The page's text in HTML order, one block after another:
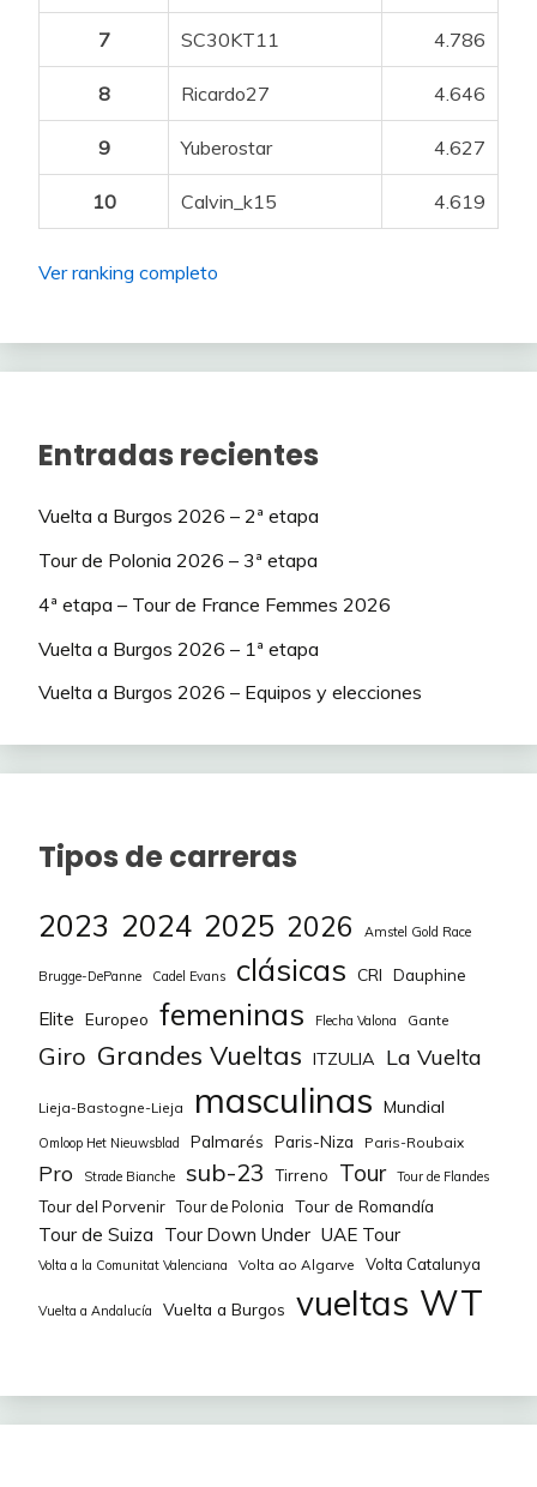
7 SC30KT11 4.786
8 Ricardo27 4.646
9 Yuberostar 4.627
10 Calvin_k15 4.619
Ver ranking completo
Entradas recientes
Vuelta a Burgos 2026 – 2ª etapa
Tour de Polonia 2026 – 3ª etapa
4ª etapa – Tour de France Femmes 2026
Vuelta a Burgos 2026 – 1ª etapa
Vuelta a Burgos 2026 – Equipos y elecciones
Tipos de carreras
2023 2024 2025 2026 Amstel Gold Race
Brugge-DePanne Cadel Evans clásicas CRI Dauphine
Elite Europeo femeninas Flecha Valona Gante
Giro Grandes Vueltas ITZULIA La Vuelta
Lieja-Bastogne-Lieja masculinas Mundial
Omloop Het Nieuwsblad Palmarés Paris-Niza Paris-Roubaix
Pro Strade Bianche sub-23 Tirreno Tour Tour de Flandes
Tour del Porvenir Tour de Polonia Tour de Romandía
Tour de Suiza Tour Down Under UAE Tour
Volta a la Comunitat Valenciana Volta ao Algarve Volta Catalunya
Vuelta a Andalucía Vuelta a Burgos vueltas WT